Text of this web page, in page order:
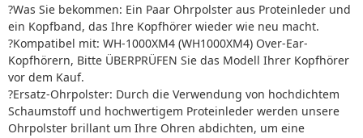
?Was Sie bekommen: Ein Paar Ohrpolster aus Proteinleder und
ein Kopfband, das Ihre Kopfhörer wieder wie neu macht.
?Kompatibel mit: WH-1000XM4 (WH1000XM4) Over-Ear-
Kopfhörern, Bitte ÜBERPRÜFEN Sie das Modell Ihrer Kopfhörer
vor dem Kauf.
?Ersatz-Ohrpolster: Durch die Verwendung von hochdichtem
Schaumstoff und hochwertigem Proteinleder werden unsere
Ohrpolster brillant um Ihre Ohren abdichten, um eine